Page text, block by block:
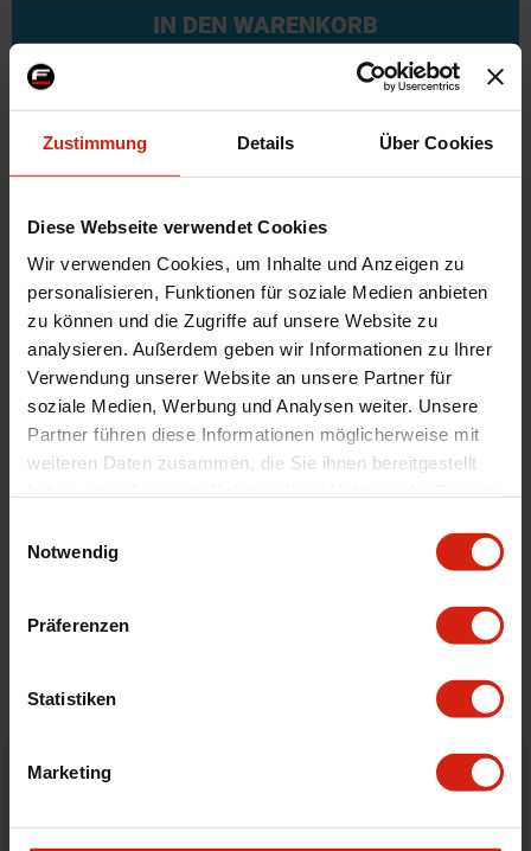
Zustimmung Details Über Cookies
Diese Webseite verwendet Cookies
Wir verwenden Cookies, um Inhalte und Anzeigen zu
personalisieren, Funktionen für soziale Medien anbieten
zu können und die Zugriffe auf unsere Website zu
analysieren. Außerdem geben wir Informationen zu Ihrer
Verwendung unserer Website an unsere Partner für
soziale Medien, Werbung und Analysen weiter. Unsere
Partner führen diese Informationen möglicherweise mit
weiteren Daten zusammen, die Sie ihnen bereitgestellt
Notwendig
Präferenzen
Statistiken
Marketing
IN DEN WARENKORB
Weitere Informationen
Weitere
Marke
Blox Racing
Montagematerial
Nein
Material
Aluminium
Universal
Ja
Version
5-Gang
Herstellercodes
BXAC-00209, BXAC-00210, BXAC-00213,
BXAC-00206
Details
Bewertungen
STELLE EINE FRAGE